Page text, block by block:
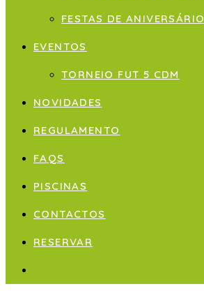
FESTAS DE ANIVERSÁRIO
EVENTOS
TORNEIO FUT 5 CDM
NOVIDADES
REGULAMENTO
FAQS
PISCINAS
CONTACTOS
RESERVAR